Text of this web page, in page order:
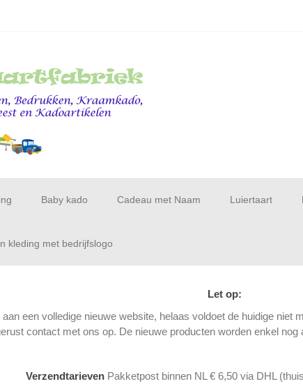
Baby kado Cadeau met Naam Luiertaart
kleding met bedrijfslogo
Let op:
een volledige nieuwe website, helaas voldoet de huidige
contact met ons op. De nieuwe producten worden enkel
Verzendtarieven Pakketpost binnen NL € 6,50 via DHL